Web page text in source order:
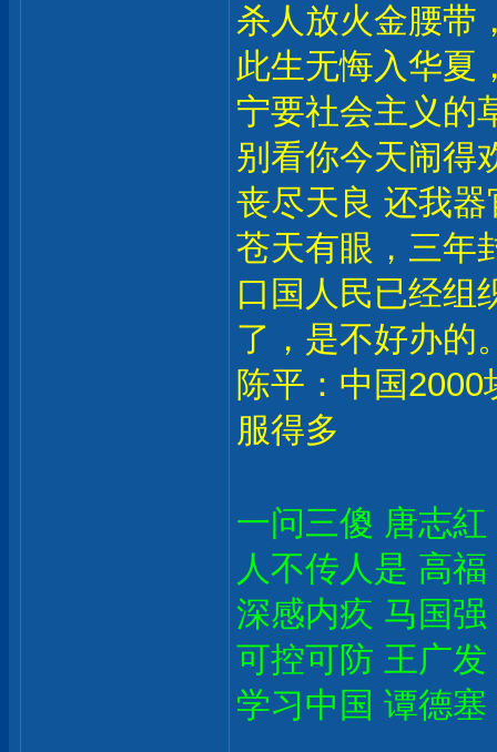
杀人放火金腰带
此生无悔入华夏
宁要社会主义的
别看你今天闹得
丧尽天良 还我
苍天有眼，三年
口国人民已经组
了，是不好办的
陈平：中国
服得多
一问三傻 唐志
人不传人是 高
深感内疚 马国
可控可防 王广
学习中国 谭德